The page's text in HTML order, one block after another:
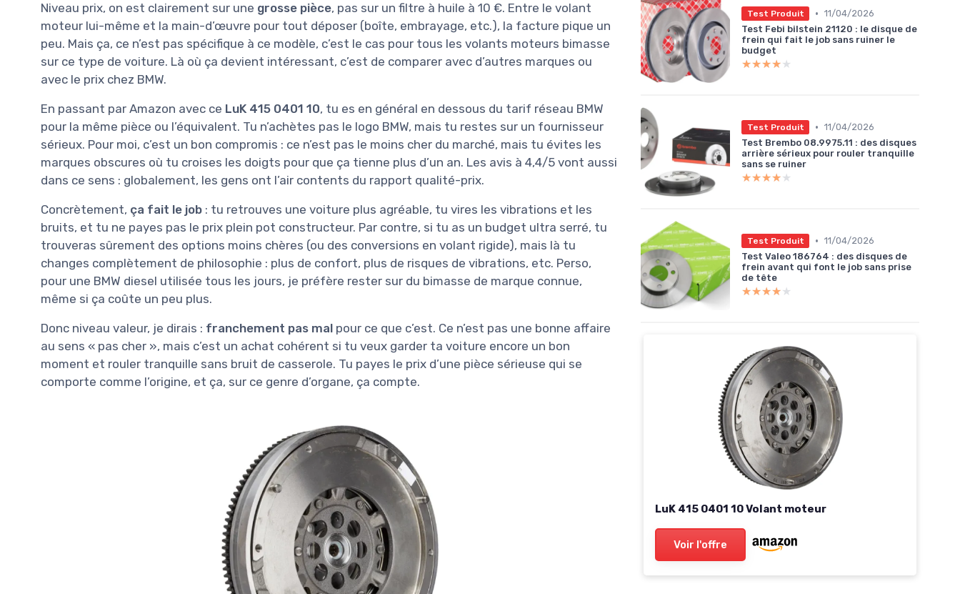
Niveau prix, on est clairement sur une grosse pièce, pas sur un filtre à huile à 10 €. Entre le volant
moteur lui-même et la main-d’œuvre pour tout déposer (boîte, embrayage, etc.), la facture pique un
peu. Mais ça, ce n’est pas spécifique à ce modèle, c’est le cas pour tous les volants moteurs bimasse
sur ce type de voiture. Là où ça devient intéressant, c’est de comparer avec d’autres marques ou
avec le prix chez BMW.
En passant par Amazon avec ce LuK 415 0401 10, tu es en général en dessous du tarif réseau BMW
pour la même pièce ou l’équivalent. Tu n’achètes pas le logo BMW, mais tu restes sur un fournisseur
sérieux. Pour moi, c’est un bon compromis : ce n’est pas le moins cher du marché, mais tu évites les
marques obscures où tu croises les doigts pour que ça tienne plus d’un an. Les avis à 4,4/5 vont aussi
dans ce sens : globalement, les gens ont l’air contents du rapport qualité-prix.
Concrètement, ça fait le job : tu retrouves une voiture plus agréable, tu vires les vibrations et les
bruits, et tu ne payes pas le prix plein pot constructeur. Par contre, si tu as un budget ultra serré, tu
trouveras sûrement des options moins chères (ou des conversions en volant rigide), mais là tu
changes complètement de philosophie : plus de confort, plus de risques de vibrations, etc. Perso,
pour une BMW diesel utilisée tous les jours, je préfère rester sur du bimasse de marque connue,
même si ça coûte un peu plus.
Donc niveau valeur, je dirais : franchement pas mal pour ce que c’est. Ce n’est pas une bonne affaire
au sens « pas cher », mais c’est un achat cohérent si tu veux garder ta voiture encore un bon
moment et rouler tranquille sans bruit de casserole. Tu payes le prix d’une pièce sérieuse qui se
comporte comme l’origine, et ça, sur ce genre d’organe, ça compte.
Test Produit • 11/04/2026
Test Febi bilstein 21120 : le disque de
frein qui fait le job sans ruiner le
budget
★★★★★
★★★★★
Test Produit • 11/04/2026
Test Brembo 08.9975.11 : des disques
arrière sérieux pour rouler tranquille
sans se ruiner
★★★★★
★★★★★
Test Produit • 11/04/2026
Test Valeo 186764 : des disques de
frein avant qui font le job sans prise
de tête
★★★★★
★★★★★
LuK 415 0401 10 Volant moteur
Voir l'offre